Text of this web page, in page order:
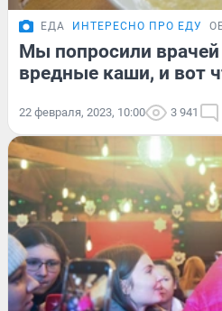
ЕДА ИНТЕРЕСНО ПРО ЕДУ
Мы попросили
вредные каши, и вот
22 февраля, 2023, 10:00 3 941